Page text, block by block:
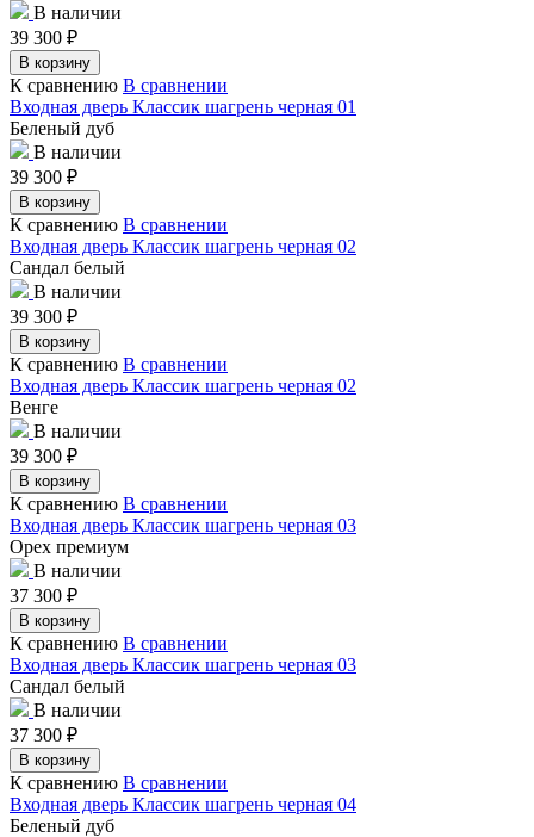
В наличии
39 300 ₽
В корзину
К сравнению В сравнении
Входная дверь Классик шагрень черная 01
Беленый дуб
В наличии
39 300 ₽
В корзину
К сравнению В сравнении
Входная дверь Классик шагрень черная 02
Сандал белый
В наличии
39 300 ₽
В корзину
К сравнению В сравнении
Входная дверь Классик шагрень черная 02
Венге
В наличии
39 300 ₽
В корзину
К сравнению В сравнении
Входная дверь Классик шагрень черная 03
Орех премиум
В наличии
37 300 ₽
В корзину
К сравнению В сравнении
Входная дверь Классик шагрень черная 03
Сандал белый
В наличии
37 300 ₽
В корзину
К сравнению В сравнении
Входная дверь Классик шагрень черная 04
Беленый дуб